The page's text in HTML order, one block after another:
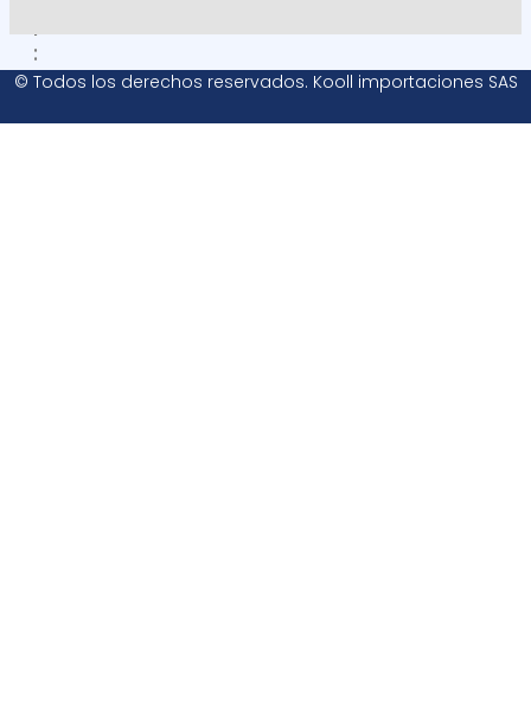
R
:
© Todos los derechos reservados. Kooll importaciones SAS